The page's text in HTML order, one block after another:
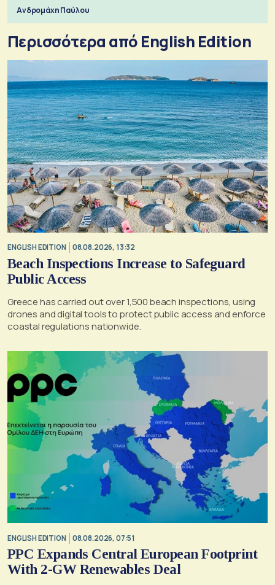
Ανδρομάχη Παύλου
Περισσότερα από English Edition
ENGLISH EDITION 08.08.2026, 13:32
Beach Inspections Increase to Safeguard
Public Access
Greece has carried out over 1,500 beach inspections, using
drones and digital tools to protect public access and enforce
coastal regulations nationwide.
ENGLISH EDITION 08.08.2026, 07:51
PPC Expands Central European Footprint
With 2-GW Renewables Deal